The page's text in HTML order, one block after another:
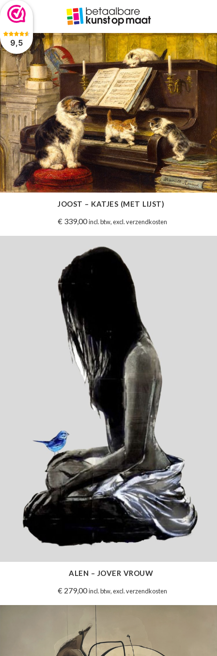
9,5
JOOST – KATJES (MET LIJST)
€339,00 incl. btw, excl. verzendkosten
ALEN – JOVER VROUW
€279,00 incl. btw, excl. verzendkosten
De waardering van www.betaalbarekunst.nl bij
is 9.5/10 gebaseerd op 2045 reviews.